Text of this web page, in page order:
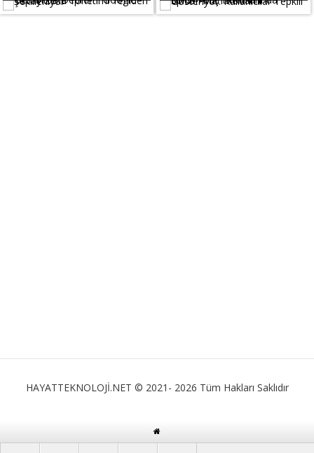
HAYATTEKNOLOJİ.NET © 2021- 2026 Tüm Hakları Saklıdır